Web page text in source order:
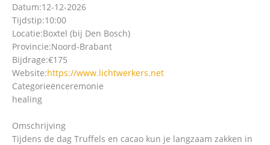
Datum:12-12-2026
Tijdstip:10:00
Locatie:Boxtel (bij Den Bosch)
Provincie:Noord-Brabant
Bijdrage:€175
Website:https://www.lichtwerkers.net
Categorieënceremonie
healing
Omschrijving
Tijdens de dag Truffels en cacao kun je langzaam zakken in